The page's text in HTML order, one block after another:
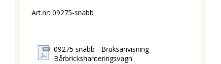
Art.nr: 09275-snabb
09275 snabb - Bruksanvisning
Bårbrickshanteringsvagn